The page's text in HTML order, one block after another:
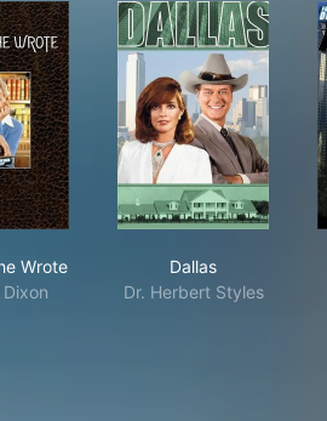
Wrote
Dallas
Dr. Herbert Styles